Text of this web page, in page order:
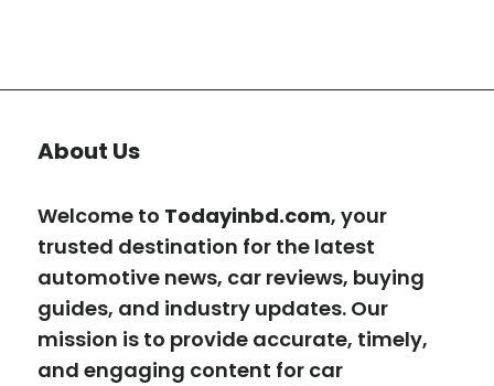
About Us
Welcome to Todayinbd.com, your
trusted destination for the latest
automotive news, car reviews, buying
guides, and industry updates. Our
mission is to provide accurate, timely,
and engaging content for car